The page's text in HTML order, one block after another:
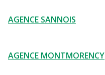
AGENCE SANNOIS
AGENCE MONTMORENCY